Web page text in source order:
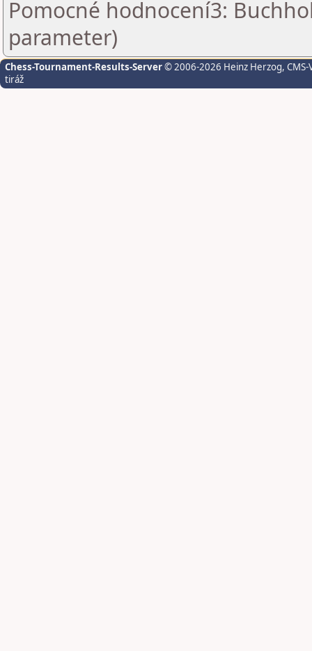
Pomocné hodnocení3:
parameter)
Chess-Tournament-Results-Server© 2006-2026 Heinz Herzog,
tiráž